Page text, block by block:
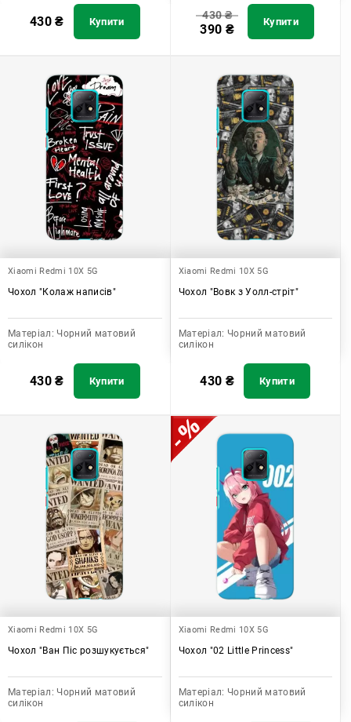
430₴ Купити
430₴
390 ₴ Купити
Xiaomi Redmi 10X 5G
Чохол "Колаж написів"
Матеріал: Чорний матовий
силікон
430₴ Купити
Xiaomi Redmi 10X 5G
Чохол "Вовк з Уолл-стріт"
Матеріал: Чорний матовий
силікон
430 ₴ Купити
Xiaomi Redmi 10X 5G
Чохол "Ван Піс розшукується"
Матеріал: Чорний матовий
силікон
Xiaomi Redmi 10X 5G
Чохол "02 Little Princess"
Матеріал: Чорний матовий
силікон